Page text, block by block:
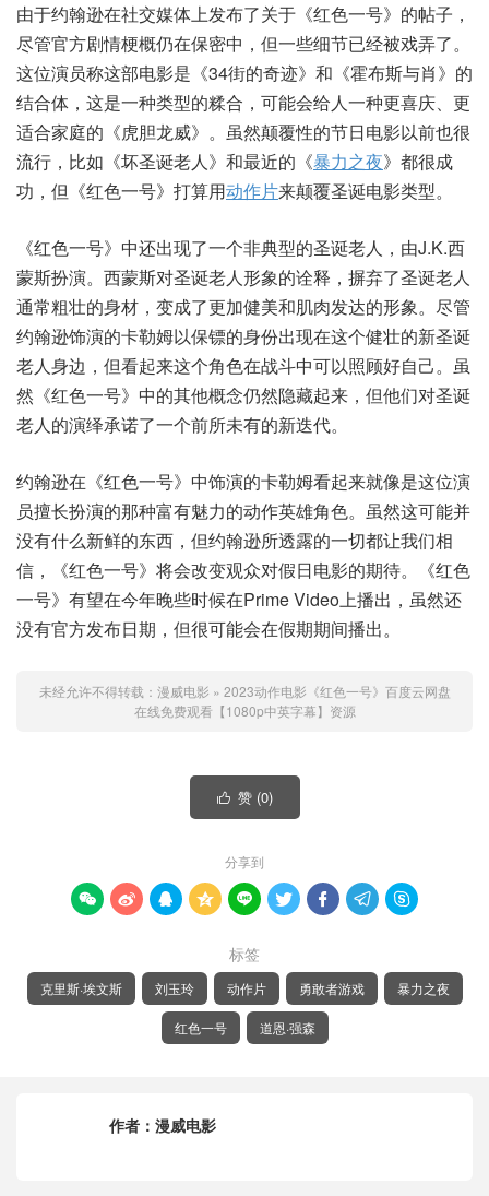
由于约翰逊在社交媒体上发布了关于《红色一号》的帖子，
尽管官方剧情梗概仍在保密中，但一些细节已经被戏弄了。
这位演员称这部电影是《34街的奇迹》和《霍布斯与肖》的
结合体，这是一种类型的糅合，可能会给人一种更喜庆、更
适合家庭的《虎胆龙威》。虽然颠覆性的节日电影以前也很
流行，比如《坏圣诞老人》和最近的《暴力之夜》都很成
功，但《红色一号》打算用动作片来颠覆圣诞电影类型。
《红色一号》中还出现了一个非典型的圣诞老人，由J.K.西
蒙斯扮演。西蒙斯对圣诞老人形象的诠释，摒弃了圣诞老人
通常粗壮的身材，变成了更加健美和肌肉发达的形象。尽管
约翰逊饰演的卡勒姆以保镖的身份出现在这个健壮的新圣诞
老人身边，但看起来这个角色在战斗中可以照顾好自己。虽
然《红色一号》中的其他概念仍然隐藏起来，但他们对圣诞
老人的演绎承诺了一个前所未有的新迭代。
约翰逊在《红色一号》中饰演的卡勒姆看起来就像是这位演
员擅长扮演的那种富有魅力的动作英雄角色。虽然这可能并
没有什么新鲜的东西，但约翰逊所透露的一切都让我们相
信，《红色一号》将会改变观众对假日电影的期待。《红色
一号》有望在今年晚些时候在Prime Video上播出，虽然还
没有官方发布日期，但很可能会在假期期间播出。
未经允许不得转载： 漫威电影 » 2023动作电影《红色一号》百度云网盘
在线免费观看【1080p中英字幕】资源
 赞 (0)
分享到
        
标签
克里斯·埃文斯 刘玉玲 动作片 勇敢者游戏 暴力之夜
红色一号 道恩·强森
作者： 漫威电影